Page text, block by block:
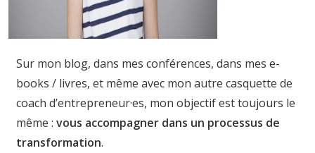
Sur mon blog, dans mes conférences, dans mes e-
books / livres, et même avec mon autre casquette de
coach d’entrepreneur·es, mon objectif est toujours le
même : vous accompagner dans un processus de
transformation.